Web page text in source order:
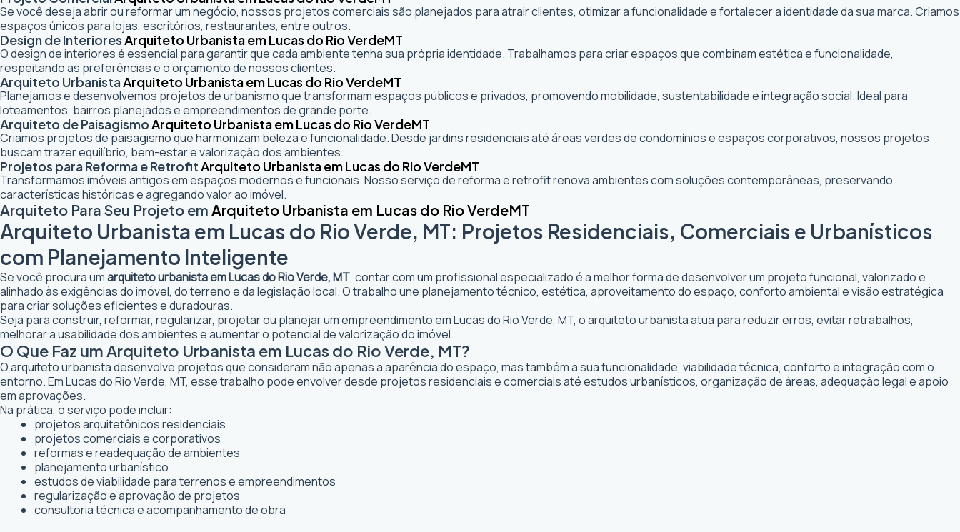
Se você deseja abrir ou reformar um negócio, nossos projetos comerciais são planejados para atrair clientes, otimizar a funcionalidade e fortalecer a identidade da sua marca. Criamos
espaços únicos para lojas, escritórios, restaurantes, entre outros.
Design de InterioresArquiteto Urbanista em Lucas do Rio VerdeMT
O design de interiores é essencial para garantir que cada ambiente tenha sua própria identidade. Trabalhamos para criar espaços que combinam estética e funcionalidade,
respeitando as preferências e o orçamento de nossos clientes.
Arquiteto UrbanistaArquiteto Urbanista em Lucas do Rio VerdeMT
Planejamos e desenvolvemos projetos de urbanismo que transformam espaços públicos e privados, promovendo mobilidade, sustentabilidade e integração social. Ideal para
loteamentos, bairros planejados e empreendimentos de grande porte.
Arquiteto de PaisagismoArquiteto Urbanista em Lucas do Rio VerdeMT
Criamos projetos de paisagismo que harmonizam beleza e funcionalidade. Desde jardins residenciais até áreas verdes de condomínios e espaços corporativos, nossos projetos
buscam trazer equilíbrio, bem-estar e valorização dos ambientes.
Projetos para Reforma e RetrofitArquiteto Urbanista em Lucas do Rio VerdeMT
Transformamos imóveis antigos em espaços modernos e funcionais. Nosso serviço de reforma e retrofit renova ambientes com soluções contemporâneas, preservando
características históricas e agregando valor ao imóvel.
Arquiteto Para Seu Projeto em Arquiteto Urbanista em Lucas do Rio VerdeMT
Arquiteto Urbanista em Lucas do Rio Verde, MT: Projetos Residenciais, Comerciais e Urbanísticos
com Planejamento Inteligente
Se você procura umarquiteto urbanista em Lucas do Rio Verde, MT, contar com um profissional especializado é a melhor forma de desenvolver um projeto funcional, valorizado e
alinhado às exigências do imóvel, do terreno e da legislação local. O trabalho une planejamento técnico, estética, aproveitamento do espaço, conforto ambiental e visão estratégica
para criar soluções eficientes e duradouras.
Seja para construir, reformar, regularizar, projetar ou planejar um empreendimento em Lucas do Rio Verde, MT, o arquiteto urbanista atua para reduzir erros, evitar retrabalhos,
melhorar a usabilidade dos ambientes e aumentar o potencial de valorização do imóvel.
O Que Faz um Arquiteto Urbanista em Lucas do Rio Verde, MT?
O arquiteto urbanista desenvolve projetos que consideram não apenas a aparência do espaço, mas também a sua funcionalidade, viabilidade técnica, conforto e integração com o
entorno. Em Lucas do Rio Verde, MT, esse trabalho pode envolver desde projetos residenciais e comerciais até estudos urbanísticos, organização de áreas, adequação legal e apoio
em aprovações.
Na prática, o serviço pode incluir:
projetos arquitetônicos residenciais
projetos comerciais e corporativos
reformas e readequação de ambientes
planejamento urbanístico
estudos de viabilidade para terrenos e empreendimentos
regularização e aprovação de projetos
consultoria técnica e acompanhamento de obra